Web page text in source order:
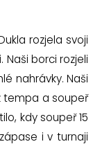
rozjela svoji
borci rozjeli
nahrávky. Naši
tempa a soupeř
kdy soupeř 15
i v turnaji